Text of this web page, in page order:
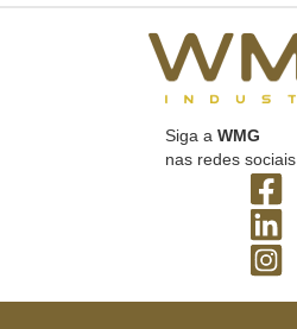
Siga a WMG
nas redes sociais